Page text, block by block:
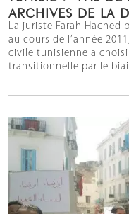
ARCHIVES DE LA
La juriste Farah Hached
au cours de l’année
civile tunisienne a choisi
transitionnelle par le